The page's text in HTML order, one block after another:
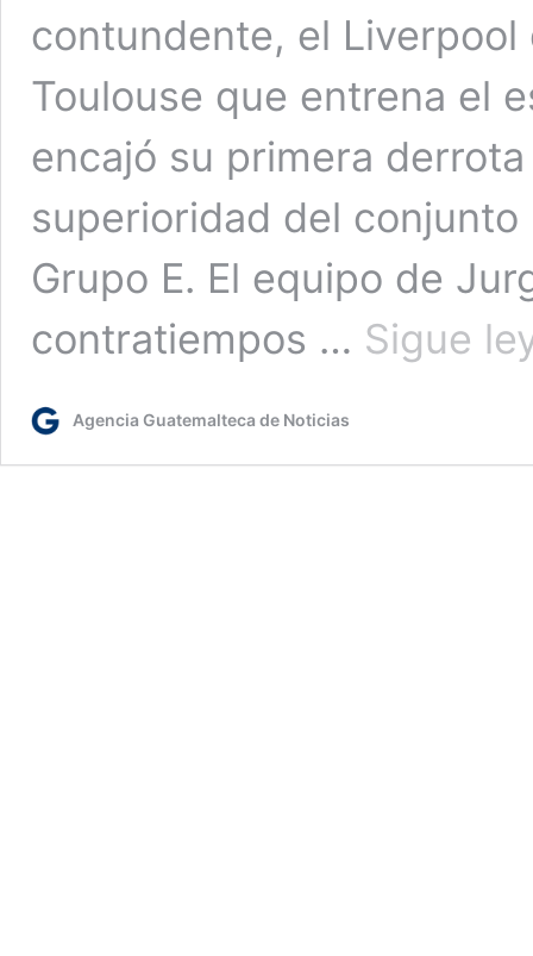
contundente, el
Toulouse que entrena el
encajó su primera
superioridad del
Grupo E. El equipo de
contratiempos … Sigue
Agencia Guatemalteca de Noticias